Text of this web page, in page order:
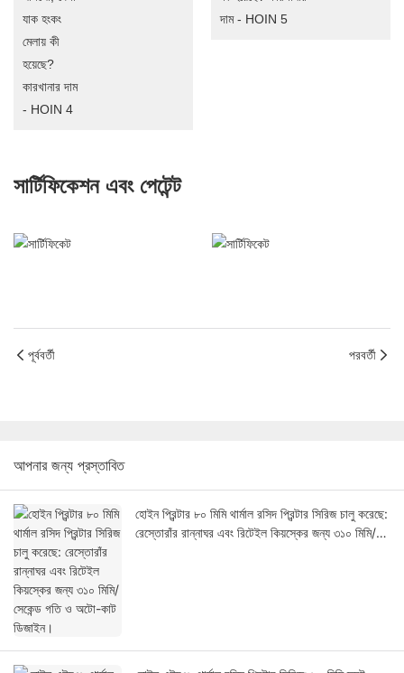
সার্টিফিকেশন এবং পেটেন্ট
পূর্ববর্তী পরবর্তী
আপনার জন্য প্রস্তাবিত
হোইন প্রিন্টার ৮০ মিমি থার্মাল রসিদ প্রিন্টার সিরিজ চালু করেছে:
রেস্তোরাঁর রান্নাঘর এবং রিটেইল কিয়স্কের জন্য ৩১০ মিমি/